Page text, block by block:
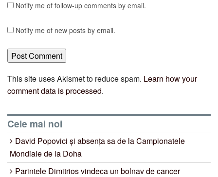
Notify me of follow-up comments by email.
Notify me of new posts by email.
This site uses Akismet to reduce spam. Learn how your
comment data is processed.
Cele mai noi
David Popovici și absența sa de la Campionatele
Mondiale de la Doha
Parintele Dimitrios vindeca un bolnav de cancer